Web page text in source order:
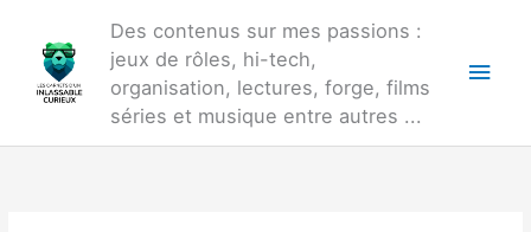
contenu
Des contenus sur mes passions :
jeux de rôles, hi-tech,
organisation, lectures, forge, films
séries et musique entre autres ...